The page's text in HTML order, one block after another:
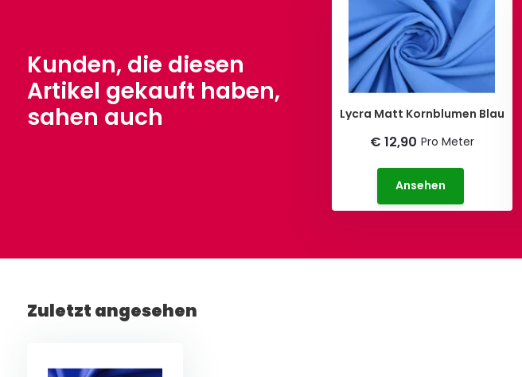
Kunden, die diesen
Artikel gekauft haben,
sahen auch
Lycra Matt Kornblumen Blau
€ 12,90 Pro Meter
Ansehen
Zuletzt angesehen